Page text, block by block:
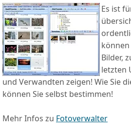
Es ist
Bilder,
letzten
und Verwandten zeigen! Wie Sie
können Sie selbst bestimmen!
Mehr Infos zu Fotoverwalter